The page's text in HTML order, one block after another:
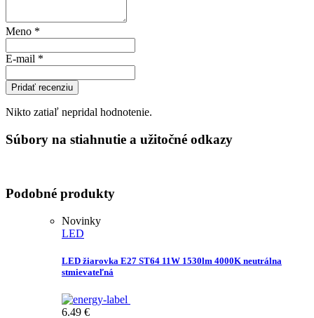
Meno *
E-mail *
Pridať recenziu
Nikto zatiaľ nepridal hodnotenie.
Súbory na stiahnutie a užitočné odkazy
Podobné produkty
Novinky
LED
LED žiarovka E27 ST64 11W 1530lm 4000K neutrálna
stmievateľná
6.49 €